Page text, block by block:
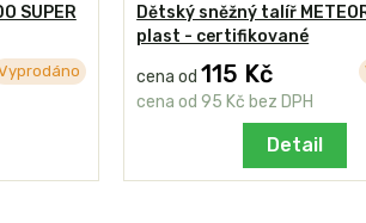
SUPER
Dětský sněžný talíř
plast - certifikované
cena od115 Kč
cena od95 Kč bez DPH
Detail